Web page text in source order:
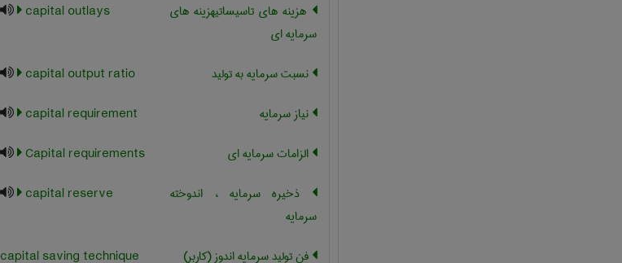
هزینه های تاسیساتیهزینه های
سرمایه ای
capital outlays
نسبت سرمایه به تولید
capital output ratio
نیاز سرمایه
capital requirement
الزامات سرمایه ای
Capital requirements
ذخیره سرمایه ، اندوخته
سرمایه
capital reserve
فن تولید سرمایه اندوز (کاربر) capital saving technique